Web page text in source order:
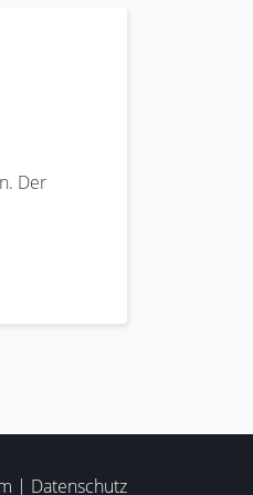
Der
| Datenschutz